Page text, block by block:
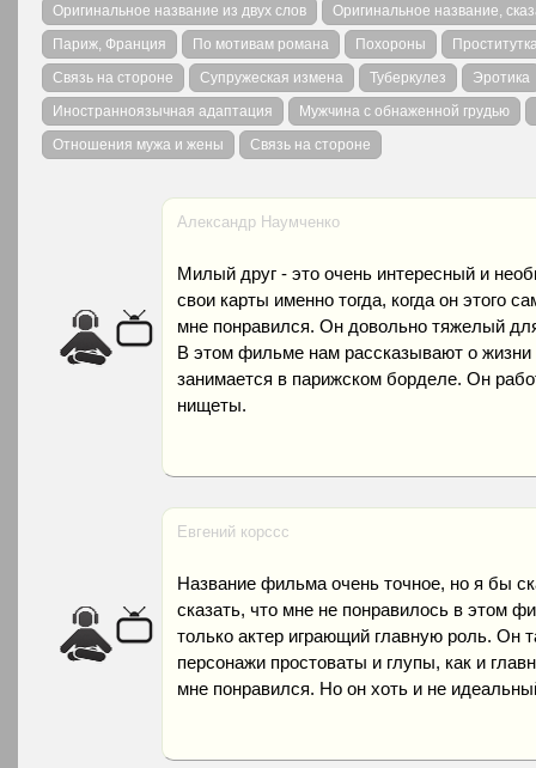
Оригинальное название из двух слов
Оригинальное название,
Париж, Франция
По мотивам романа Похороны
Связь на стороне
Супружеская измена Туберкулез
Эротика
Иностранноязычная адаптация
Мужчина с обнаженной грудью
Отношения мужа и жены
Связь на стороне
Александр Наумченко
Милый друг - это очень интересный и
свои карты именно тогда, когда он этого
мне понравился. Он довольно тяжелый
В этом фильме нам рассказывают о жизни
занимается в парижском борделе. Он
нищеты.
Евгений корссс
Название фильма очень точное, но я бы
сказать, что мне не понравилось в этом
только актер играющий главную роль. Он
персонажи простоваты и глупы, как и
мне понравился. Но он хоть и не